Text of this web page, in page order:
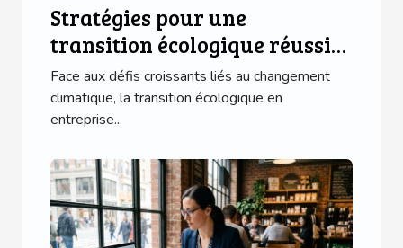
Stratégies pour une
transition écologique réussie
en entreprise
Face aux défis croissants liés au changement
climatique, la transition écologique en
entreprise...